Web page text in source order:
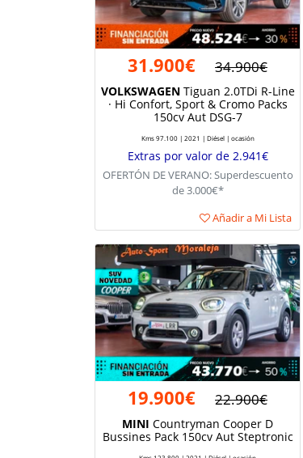
31.900€ 34.900€
VOLKSWAGENTiguan 2.0TDi R-Line
· Hi Confort, Sport & Cromo Packs
150cv Aut DSG-7
Kms 97.100 | 2021 | Diésel | ocasión
Extras por valor de 2.941€
OFERTÓN DE VERANO: Superdescuento
de 3.000€*
Añadir a Mi Lista
19.900€ 22.900€
MINI Countryman Cooper D
Bussines Pack 150cv Aut Steptronic